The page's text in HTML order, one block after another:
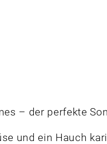
– der perfekte
und ein Hauch